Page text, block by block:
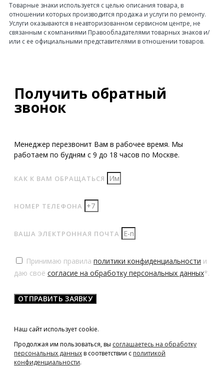
Товарные знаки используется с целью описания товара, в
отношении которых производится продажа и услуги по ремонту.
Услуги оказываются в неавторизованном сервисном центре, не
связанным с компаниями Правообладателями товарных знаков и/
или с ее официальными представителями в отношении товаров.
Получить обратный
звонок
Менеджер перезвонит Вам в рабочее время. Мы
работаем по будням с 9 до 18 часов по Москве.
КАК К ВАМ ОБРАЩАТЬСЯ
НОМЕР ТЕЛЕФОНА
ВАША ЭЛЕКТРОННАЯ ПОЧТА
Принимаю правила политики конфиденциальности и
даю своё согласие на обработку персональных данных*.
ОТПРАВИТЬ ЗАЯВКУ
Наш сайт использует cookie.
Продолжая им пользоваться, вы соглашаетесь на обработку
персональных данныхв соответствии с политикой
конфиденциальности.